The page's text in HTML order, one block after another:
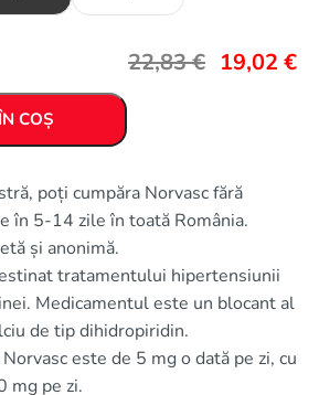
22,83€ 19,02 €
COȘ
poți cumpăra Norvasc fără
în 5-14 zile în toată România.
și anonimă.
tratamentului hipertensiunii
Medicamentul este un blocant al
de tip dihidropiridin.
este de 5 mg o dată pe zi, cu
mg pe zi.